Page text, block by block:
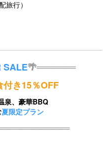
旅行）
SALE🌴══════
付き15％OFF
泉、豪華BBQ
夏限定プラン